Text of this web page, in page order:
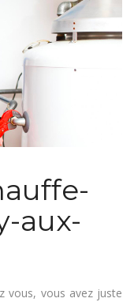
aux-
vous, vous avez juste